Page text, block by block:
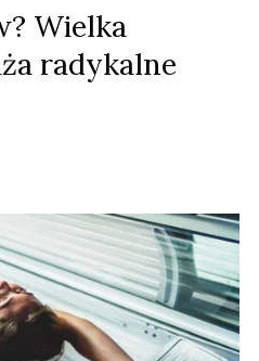
Wielka
radykalne